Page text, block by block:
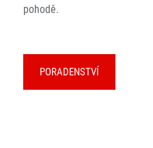
pohodě.
PORADENSTVÍ